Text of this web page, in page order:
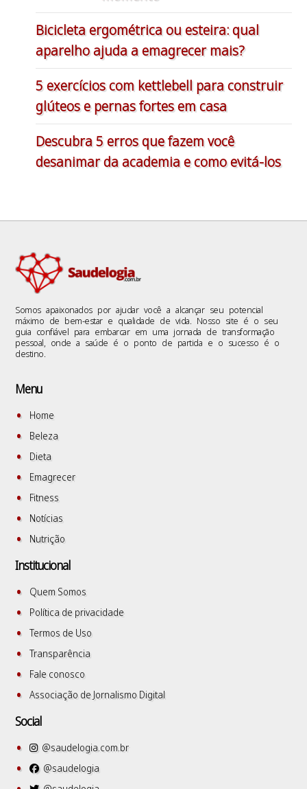
Bicicleta ergométrica ou esteira: qual
aparelho ajuda a emagrecer mais?
5 exercícios com kettlebell para construir
glúteos e pernas fortes em casa
Descubra 5 erros que fazem você
desanimar da academia e como evitá-los
Somos apaixonados por ajudar você a alcançar seu potencial
máximo de bem-estar e qualidade de vida. Nosso site é o seu
guia confiável para embarcar em uma jornada de transformação
pessoal, onde a saúde é o ponto de partida e o sucesso é o
destino.
Menu
Home
Beleza
Dieta
Emagrecer
Fitness
Notícias
Nutrição
Institucional
Quem Somos
Política de privacidade
Termos de Uso
Transparência
Fale conosco
Associação de Jornalismo Digital
Social
@saudelogia.com.br
@saudelogia